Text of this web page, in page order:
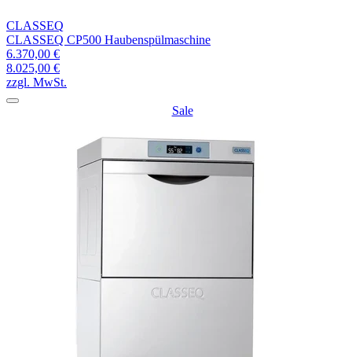
CLASSEQ
CLASSEQ CP500 Haubenspülmaschine
6.370,00 €
8.025,00 €
zzgl. MwSt.
Sale